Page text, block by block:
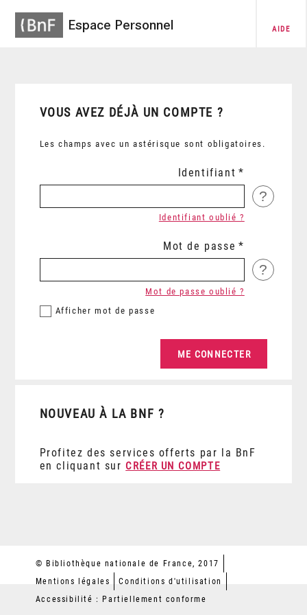
Espace Personnel AIDE
VOUS AVEZ DÉJÀ UN COMPTE ?
Les champs avec un astérisque sont obligatoires.
Identifiant
?
Identifiant oublié ?
Mot de passe
?
Afficher mot de passe
Mot de passe oublié ?
NOUVEAU À LA BNF ?
Profitez des services offerts par la BnF
en cliquant sur CRÉER UN COMPTE
© Bibliothèque nationale de France, 2017
Mentions légales
Conditions d'utilisation
Accessibilité : Partiellement conforme